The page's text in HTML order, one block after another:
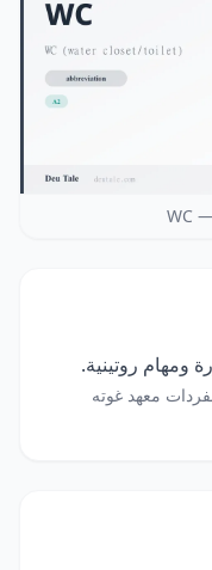
WC
ومهام روتينية.
معهد غوته